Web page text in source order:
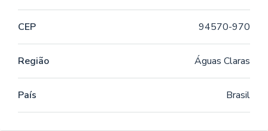
CEP 94570-970
Região Águas Claras
País Brasil